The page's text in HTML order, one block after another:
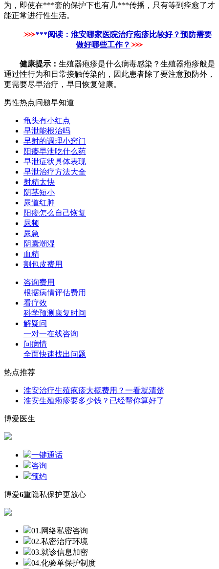
为，即使在***套的保护下也有几***传播，只有等到痊愈了才
能正常进行性生活。
***阅读： 淮安哪家医院治疗疱疹比较好？预防需要
做好哪些工作？
健康提示： 生殖器疱疹是什么病毒感染？生殖器疱疹般是
通过性行为和日常接触传染的，因此患者除了要注意预防外，
更需要尽早治疗，早日恢复健康。
男性热点问题早知道
龟头有小红点
早泄能根治吗
早射的调理小窍门
阳痿早泄吃什么药
早泄症状具体表现
早泄治疗方法大全
射精太快
阴茎短小
尿道红肿
阳痿怎么自己恢复
尿频
尿急
阴囊潮湿
血精
割包皮费用
咨询费用
根据病情评估费用
看疗效
科学预测康复时间
解疑问
一对一在线咨询
问病情
全面快速找出问题
热点推荐
淮安治疗生殖疱疹大概费用？一看就清楚
淮安生殖疱疹要多少钱？已经帮你算好了
博爱医生
一键通话
咨询
预约
博爱6重隐私保护更放心
01.网络私密咨询
02.私密治疗环境
03.就诊信息加密
04.化验单保护制度